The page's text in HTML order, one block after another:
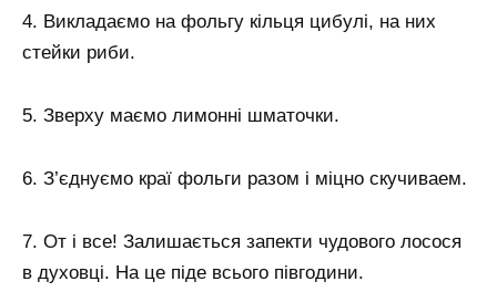
4. Викладаємо на фольгу кільця цибулі, на них
стейки риби.
5. Зверху маємо лимонні шматочки.
6. З’єднуємо краї фольги разом і міцно скучиваем.
7. От і все! Залишається запекти чудового лосося
в духовці. На це піде всього півгодини.